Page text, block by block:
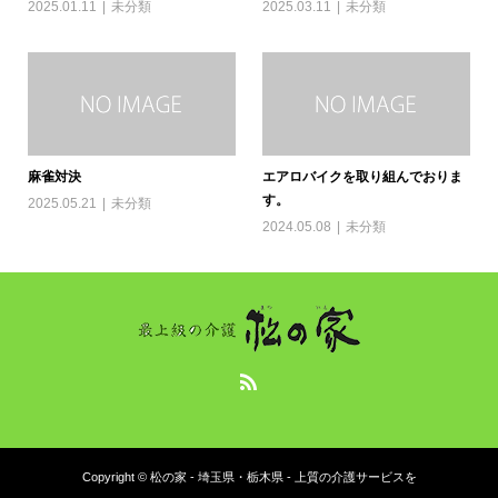
2025.01.11 未分類 2025.03.11 未分類
麻雀対決
2025.05.21
未分類
エアロバイクを取り組んでおりま
す。
2024.05.08
未分類
Copyright © 松の家 - 埼玉県・栃木県 - 上質の介護サービスを